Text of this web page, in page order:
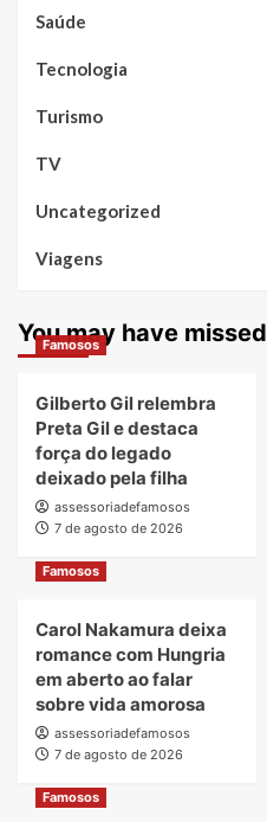
Saúde
Tecnologia
Turismo
TV
Uncategorized
Viagens
You may have missed
Famosos
Gilberto Gil relembra
Preta Gil e destaca
força do legado
deixado pela filha
assessoriadefamosos
7 de agosto de 2026
Famosos
Carol Nakamura deixa
romance com Hungria
em aberto ao falar
sobre vida amorosa
assessoriadefamosos
7 de agosto de 2026
Famosos